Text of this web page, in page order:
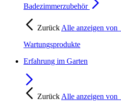
Badezimmerzubehör
Zurück Alle anzeigen von
Wartungsprodukte
Erfahrung im Garten
Zurück Alle anzeigen von